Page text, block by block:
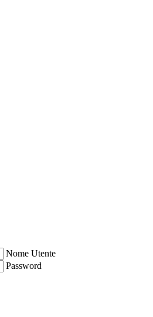
Nome Utente
Password